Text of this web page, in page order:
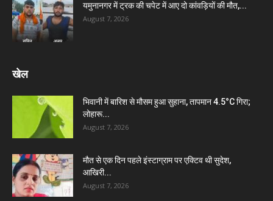
यमुनानगर में ट्रक की चपेट में आए दो कांवड़ियों की मौत,...
August 7, 2026
खेल
भिवानी में बारिश से मौसम हुआ सुहाना, तापमान 4.5°C गिरा;
लोहारू...
August 7, 2026
मौत से एक दिन पहले इंस्टाग्राम पर एक्टिव थी सुदेश,
आखिरी...
August 7, 2026